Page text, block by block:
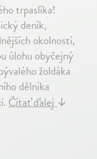
trpaslíka!
deník,
okolností,
úlohu obyčejný
žoldáka
dělníka
Čítať ďalej ↓